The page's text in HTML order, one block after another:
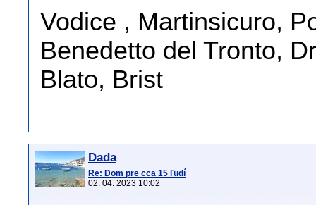
Vodice , Martinsicuro,
Benedetto del Tronto,
Blato, Brist
Dada
Re: Dom pre cca 15 ľudí
02. 04. 2023 10:02